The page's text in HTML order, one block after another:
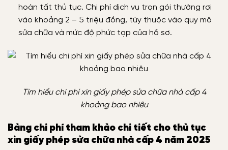
hoàn tất thủ tục. Chi phí dịch vụ trọn gói thường rơi
vào khoảng 2 – 5 triệu đồng, tùy thuộc vào quy mô
sửa chữa và mức độ phức tạp của hồ sơ.
Tìm hiểu chi phí xin giấy phép sửa chữa nhà cấp 4
khoảng bao nhiêu
Bảng chi phí tham khảo chi tiết cho thủ tục
xin giấy phép sửa chữa nhà cấp 4 năm 2025